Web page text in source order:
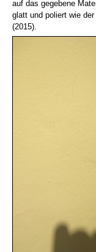
auf das gegebene
glatt und poliert wie
(2015).